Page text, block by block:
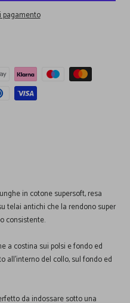
pagamento
in cotone supersoft, resa
telai antichi che la rendono super
consistente.
a costina sui polsi e fondo ed
all'interno del collo, sul fondo ed
da indossare sotto una